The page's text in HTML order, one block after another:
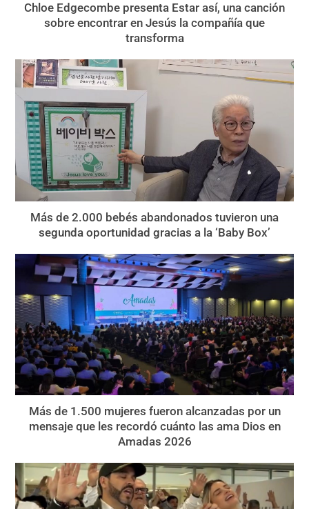
Chloe Edgecombe presenta Estar así, una canción
sobre encontrar en Jesús la compañía que
transforma
Más de 2.000 bebés abandonados tuvieron una
segunda oportunidad gracias a la ‘Baby Box’
Más de 1.500 mujeres fueron alcanzadas por un
mensaje que les recordó cuánto las ama Dios en
Amadas 2026